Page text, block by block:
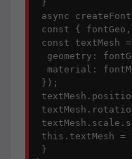
}
async
const {
const textMesh
geometry:
material:
});
this.textMesh =
}